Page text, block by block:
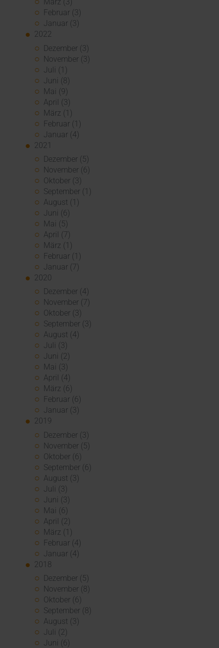
Februar (3)
Januar (3)
2022
Dezember (3)
November (3)
Juli (1)
Juni (8)
Mai (9)
April (3)
März (1)
Februar (1)
Januar (4)
2021
Dezember (5)
November (6)
Oktober (3)
September (1)
August (1)
Juni (6)
Mai (5)
April (7)
März (1)
Februar (1)
Januar (7)
2020
Dezember (4)
November (7)
Oktober (3)
September (3)
August (4)
Juli (3)
Juni (2)
Mai (3)
April (4)
März (6)
Februar (6)
Januar (3)
2019
Dezember (3)
November (5)
Oktober (6)
September (6)
August (3)
Juli (3)
Juni (3)
Mai (6)
April (2)
März (1)
Februar (4)
Januar (4)
2018
Dezember (5)
November (8)
Oktober (6)
September (8)
August (3)
Juli (2)
Juni (6)